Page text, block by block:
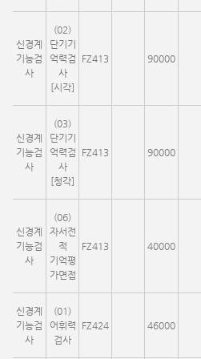
신경계
기능검
사
(02)
단기기
억력검
사
[시각]
FZ413 90000
신경계
기능검
사
(03)
단기기
억력검
사
[청각]
FZ413 90000
신경계
기능검
사
(06)
자서전
적
기억평
가면접
FZ413 40000
신경계
기능검
사
(01)
어휘력
검사
FZ424 46000